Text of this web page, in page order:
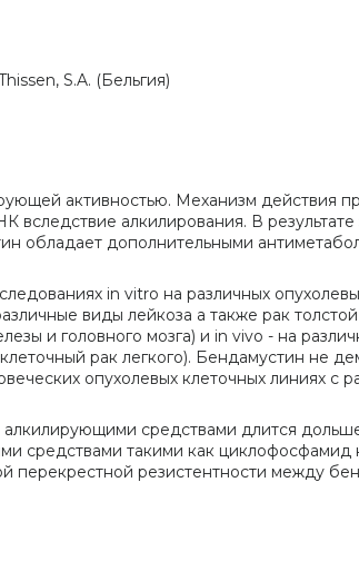
S.A. (Бельгия)
активностью. Механизм действия
алкилирования. В результате
обладает дополнительными
in vitro на различных
виды лейкоза а также рак
и головного мозга) и in vivo - на
рак легкого). Бендамустин не
опухолевых клеточных линиях с
средствами длится
средствами такими как циклофосфамид
перекрестной резистентности между